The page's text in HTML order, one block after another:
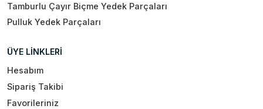
Tamburlu Çayır Biçme Yedek Parçaları
Pulluk Yedek Parçaları
ÜYE LİNKLERİ
Hesabım
Sipariş Takibi
Favorileriniz